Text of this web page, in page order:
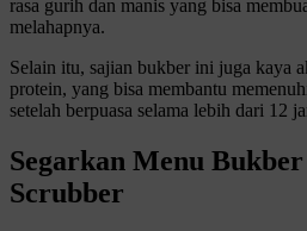
rasa gurih dan manis yang bisa
melahapnya.
Selain itu, sajian bukber ini juga kaya
protein, yang bisa membantu
setelah berpuasa selama lebih dari 12
Segarkan Menu
Scrubber